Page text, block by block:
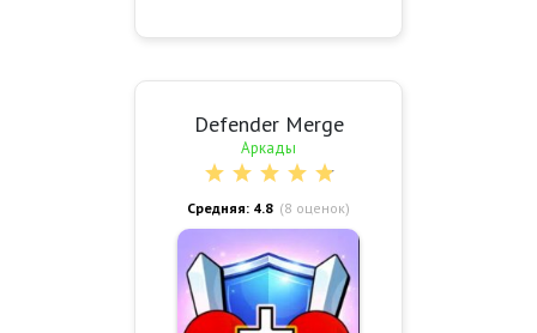
Defender Merge
Аркады
Средняя: 4.8 (8 оценок)